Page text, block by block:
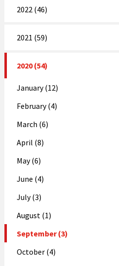
2022 (46)
2021 (59)
2020 (54)
January (12)
February (4)
March (6)
April (8)
May (6)
June (4)
July (3)
August (1)
September (3)
October (4)